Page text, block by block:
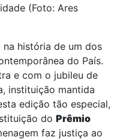
(Foto: Ares
na história de um dos
do País.
e com o jubileu de
instituição mantida
edição tão especial,
do Prêmio
faz justiça ao